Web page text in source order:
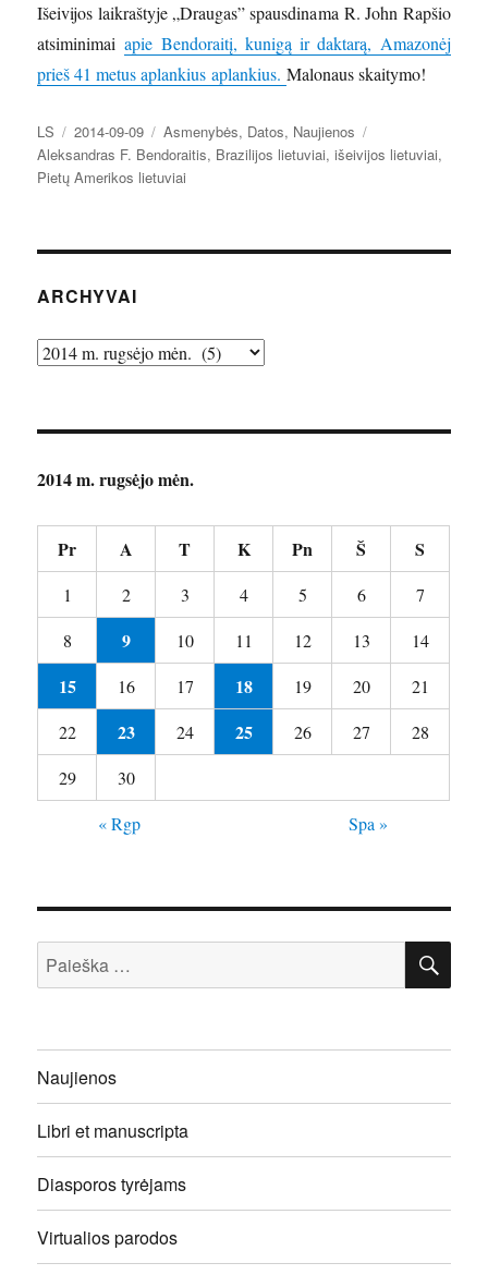
Išeivijos laikraštyje „Draugas” spausdinama R. John Rapšio
atsiminimai apie Bendoraitį, kunigą ir daktarą, Amazonėj
prieš 41 metus aplankius aplankius.Malonaus skaitymo!
Autorius
LS Paskelbta
2014-09-09 Kategorijos
Asmenybės, Datos, Naujienos
Aleksandras F. Bendoraitis, Brazilijos lietuviai,išeivijos lietuviai,
Pietų Amerikos lietuviai
ARCHYVAI
Archyvai
2014 m. rugsėjo mėn.
Pr A T K Pn Š S
1 2 3 4 5 6
7
8
9 10 11 12 13 14
15 16 17 18 19 20
21
22
23 24 25 26 27
28
29
30
« Rgp
Spa »
Ieškoti:
Naujienos
Libri et manuscripta
Diasporos tyrėjams
Virtualios parodos